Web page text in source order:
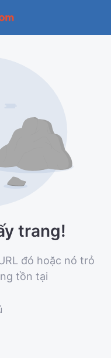
trang!
đó hoặc nó trỏ
tồn tại